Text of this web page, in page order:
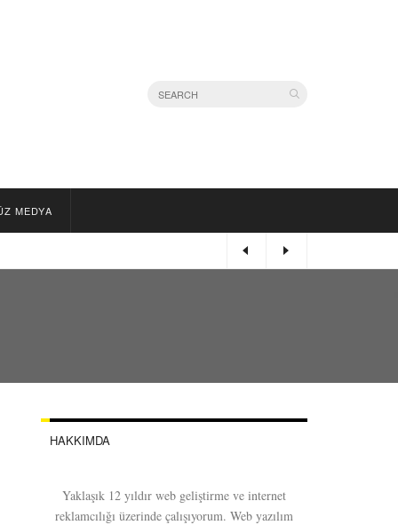
MEDYA
HAKKIMDA
Yaklaşık 12 yıldır web geliştirme ve internet
reklamcılığı üzerinde çalışıyorum. Web yazılım